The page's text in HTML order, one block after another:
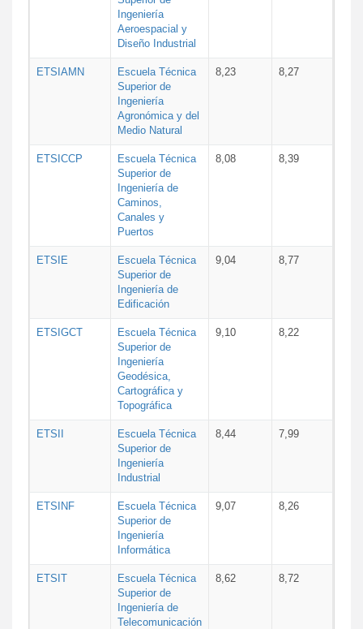
Ingeniería
Aeroespacial y
Diseño Industrial
ETSIAMN
Escuela Técnica
Superior de
Ingeniería
Agronómica y del
Medio Natural
8,23 8,27
ETSICCP
Escuela Técnica
Superior de
Ingeniería de
Caminos,
Canales y
Puertos
8,08 8,39
ETSIE
Escuela Técnica
Superior de
Ingeniería de
Edificación
9,04 8,77
ETSIGCT
Escuela Técnica
Superior de
Ingeniería
Geodésica,
Cartográfica y
Topográfica
9,10 8,22
ETSII
Escuela Técnica
Superior de
Ingeniería
Industrial
8,44 7,99
ETSINF
Escuela Técnica
Superior de
Ingeniería
Informática
9,07 8,26
ETSIT
Escuela Técnica
Superior de
Ingeniería de
Telecomunicación
8,62 8,72